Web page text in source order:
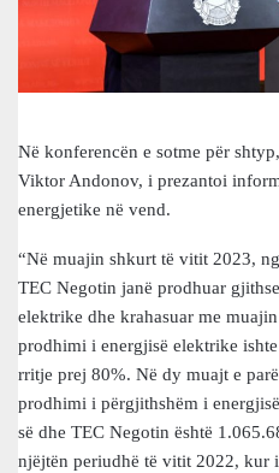
Në konferencën e sotme për
Viktor Andonov, i prezantoi
energjetike në vend.
“Në muajin shkurt të vitit 2023,
TEC Negotin janë prodhuar
elektrike dhe krahasuar me
prodhimi i energjisë elektrike
rritje prej 80%. Në dy muajt e
prodhimi i përgjithshëm i
së dhe TEC Negotin është
njëjtën periudhë të vitit 2022, kur